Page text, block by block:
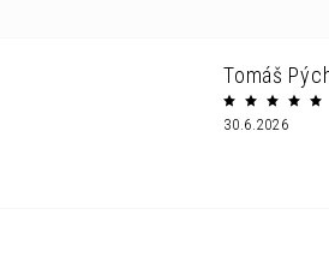
Tomáš
30.6.2026